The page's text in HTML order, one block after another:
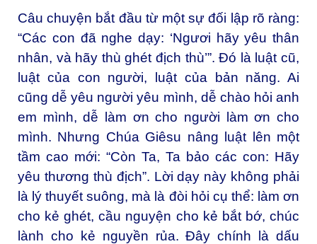
Câu chuyện bắt đầu từ một sự đối lập rõ ràng:
“Các con đã nghe dạy: ‘Ngươi hãy yêu thân
nhân, và hãy thù ghét địch thù’”. Đó là luật cũ,
luật của con người, luật của bản năng. Ai
cũng dễ yêu người yêu mình, dễ chào hỏi anh
em mình, dễ làm ơn cho người làm ơn cho
mình. Nhưng Chúa Giêsu nâng luật lên một
tầm cao mới: “Còn Ta, Ta bảo các con: Hãy
yêu thương thù địch”. Lời dạy này không phải
là lý thuyết suông, mà là đòi hỏi cụ thể: làm ơn
cho kẻ ghét, cầu nguyện cho kẻ bắt bớ, chúc
lành cho kẻ nguyền rủa. Đây chính là dấu